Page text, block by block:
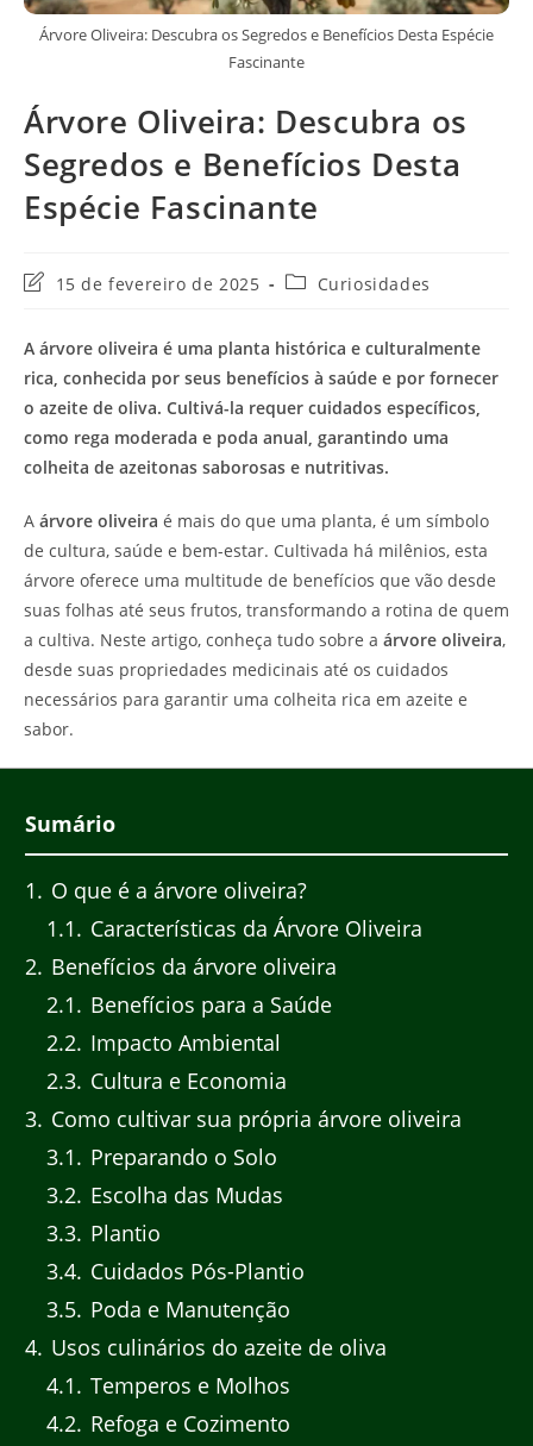
Árvore Oliveira: Descubra os Segredos e Benefícios Desta Espécie
Fascinante
Árvore Oliveira: Descubra os
Segredos e Benefícios Desta
Espécie Fascinante
Última
post:
15 de fevereiro de 2025
Categoria
Curiosidades
A árvore oliveira é uma planta histórica e culturalmente
rica, conhecida por seus benefícios à saúde e por fornecer
o azeite de oliva. Cultivá-la requer cuidados específicos,
como rega moderada e poda anual, garantindo uma
colheita de azeitonas saborosas e nutritivas.
A árvore oliveira é mais do que uma planta, é um símbolo
de cultura, saúde e bem-estar. Cultivada há milênios, esta
árvore oferece uma multitude de benefícios que vão desde
suas folhas até seus frutos, transformando a rotina de quem
a cultiva. Neste artigo, conheça tudo sobre a árvore oliveira,
desde suas propriedades medicinais até os cuidados
necessários para garantir uma colheita rica em azeite e
sabor.
Sumário
1
O que é a árvore oliveira?
1.1
Características da Árvore Oliveira
2 Benefícios da árvore oliveira
2.1
Benefícios para a Saúde
2.2 Impacto Ambiental
2.3 Cultura e Economia
3 Como cultivar sua própria árvore oliveira
3.1
Preparando o Solo
3.2 Escolha das Mudas
3.3 Plantio
3.4 Cuidados Pós-Plantio
3.5 Poda e Manutenção
4 Usos culinários do azeite de oliva
4.1
Temperos e Molhos
4.2 Refoga e Cozimento